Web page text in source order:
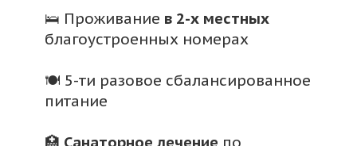
🛌 Проживание в 2-х местных
благоустроенных номерах
🍽 5-ти разовое сбалансированное
питание